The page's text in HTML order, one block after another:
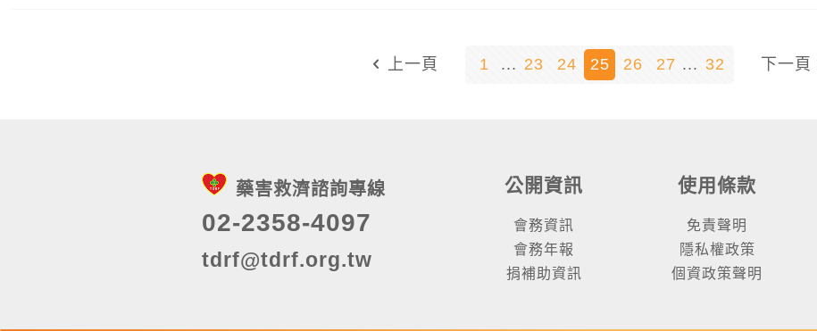
上一頁 1 ... 23 24 25 26 27 ... 32 下一頁
藥害救濟諮詢專線
02-2358-4097
tdrf@tdrf.org.tw
公開資訊
會務資訊
會務年報
捐補助資訊
使用條款
免責聲明
隱私權政策
個資政策聲明